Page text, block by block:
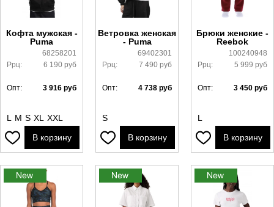
Кофта мужская -
Puma
68258201
Ррц:
6 190 руб
Опт: 3 916 руб
L M S XL
XXL
В корзину
Ветровка женская
- Puma
69402301
Ррц:
7 490 руб
Опт: 4 738 руб
S
В корзину
Брюки женские -
Reebok
100240948
Ррц:
5 999 руб
Опт: 3 450 руб
L
В корзину